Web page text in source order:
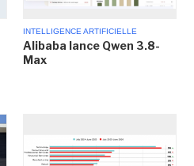
INTELLIGENCE ARTIFICIELLE
Alibaba lance Qwen 3.8-
Max